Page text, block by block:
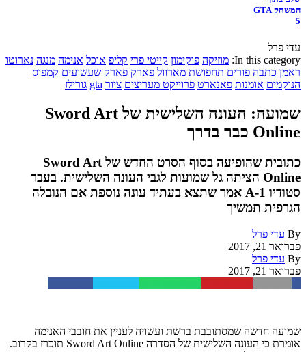
המשחק GTA
5
עדי פרל
In this category: מוזיקה פוקימון קייטי פרי קליפ אוכל אנימה מנגה נארוטו
ראמן כתבה פורים תחפושת מארוול פארק פארק שעשועים קמפוס
הנוקמים אומנות פאנארט פרוייקט מעריצים ציור gta גורילז
שמועה: העונה השלישית של Sword Art
Online כבר בדרך
כתובית שהופיעה בסוף הסרט החדש של Sword Art
Online הציתה גל שמועות לגבי העונה השלישית. בעבר
סטודיו A-1 אמר שתצא בעתיד עונה נוספת אם הנובלה
הגרפית תמשיך
By עדי פרל
פברואר 21, 2017
By עדי פרל
פברואר 21, 2017
שמועה חדשה שמסתובבת ברשת ועשויה לעניין את חובבי האנימה
אומרת כי העונה השלישית של הסדרה Sword Art Online תוכרז בקרוב.